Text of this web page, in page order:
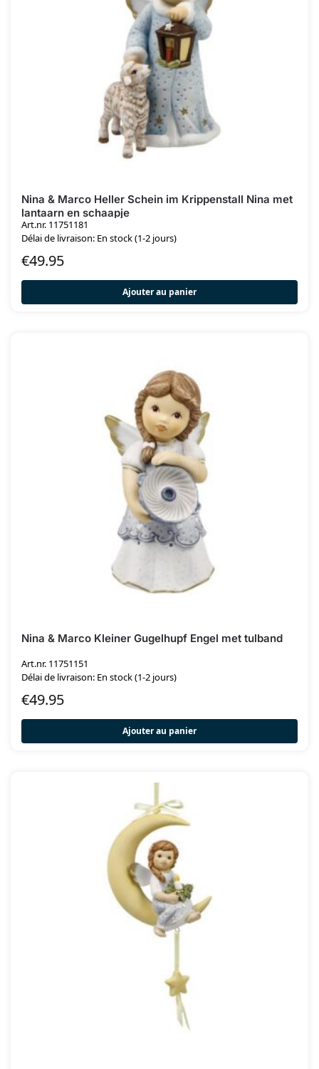
Nina & Marco Heller Schein im Krippenstall Nina met
lantaarn en schaapje
Art.nr. 11751181
Délai de livraison: En stock (1-2 jours)
€49.95
Ajouter au panier
Nina & Marco Kleiner Gugelhupf Engel met tulband
Art.nr. 11751151
Délai de livraison: En stock (1-2 jours)
€49.95
Ajouter au panier